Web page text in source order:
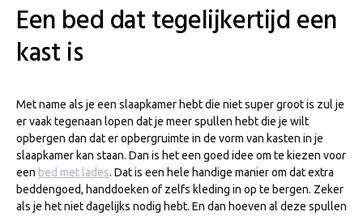
Een bed dat tegelijkertijd een
kast is
Met name als je een slaapkamer hebt die niet super groot is zul je
er vaak tegenaan lopen dat je meer spullen hebt die je wilt
opbergen dan dat er opbergruimte in de vorm van kasten in je
slaapkamer kan staan. Dan is het een goed idee om te kiezen voor
een bed met lades. Dat is een hele handige manier om dat extra
beddengoed, handdoeken of zelfs kleding in op te bergen. Zeker
als je het niet dagelijks nodig hebt. En dan hoeven al deze spullen